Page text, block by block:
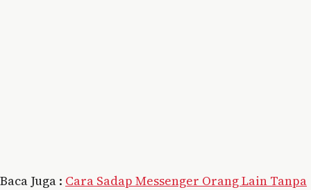
Baca Juga : Cara Sadap Messenger Orang Lain Tanpa